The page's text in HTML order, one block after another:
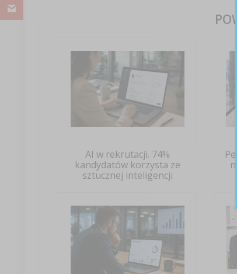
AI w rekrutacji. 74%
kandydatów korzysta ze
sztucznej inteligencji